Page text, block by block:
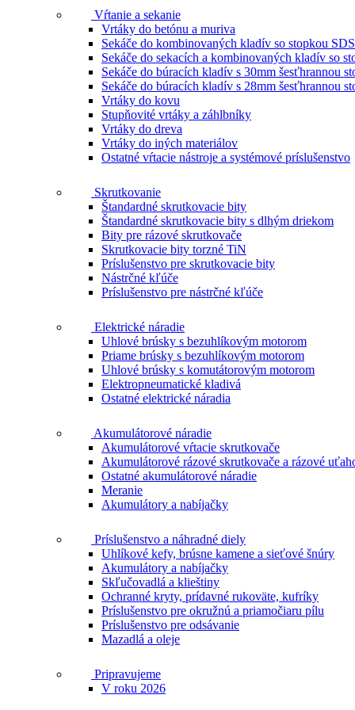
Vŕtanie a sekanie
Vrtáky do betónu a muriva
Sekáče do kombinovaných kladív so stopkou
Sekáče do sekacích a kombinovaných kladív so
Sekáče do búracích kladív s 30mm šesťhrannou
Sekáče do búracích kladív s 28mm šesťhrannou
Vrtáky do kovu
Stupňovité vrtáky a záhlbníky
Vrtáky do dreva
Vrtáky do iných materiálov
Ostatné vŕtacie nástroje a systémové príslušenstvo
Skrutkovanie
Štandardné skrutkovacie bity
Štandardné skrutkovacie bity s dlhým driekom
Bity pre rázové skrutkovače
Skrutkovacie bity torzné TiN
Príslušenstvo pre skrutkovacie bity
Nástrčné kľúče
Príslušenstvo pre nástrčné kľúče
Elektrické náradie
Uhlové brúsky s bezuhlíkovým motorom
Priame brúsky s bezuhlíkovým motorom
Uhlové brúsky s komutátorovým motorom
Elektropneumatické kladivá
Ostatné elektrické náradia
Akumulátorové náradie
Akumulátorové vŕtacie skrutkovače
Akumulátorové rázové skrutkovače a rázové
Ostatné akumulátorové náradie
Meranie
Akumulátory a nabíjačky
Príslušenstvo a náhradné diely
Uhlíkové kefy, brúsne kamene a sieťové šnúry
Akumulátory a nabíjačky
Skľučovadlá a klieštiny
Ochranné kryty, prídavné rukoväte, kufríky
Príslušenstvo pre okružnú a priamočiaru pílu
Príslušenstvo pre odsávanie
Mazadlá a oleje
Pripravujeme
V roku 2026